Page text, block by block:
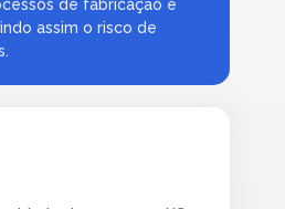
de fabricação e
assim o risco de